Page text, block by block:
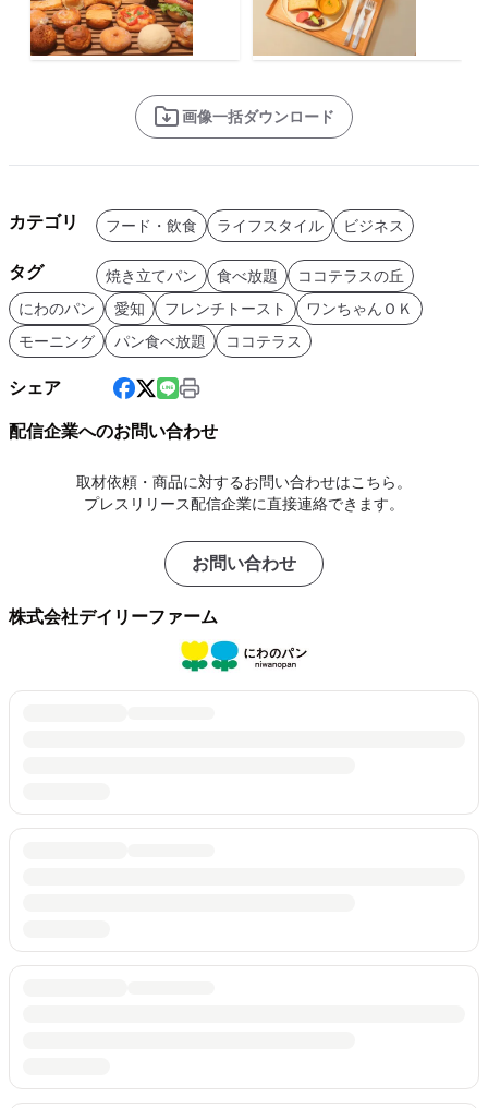
画像一括ダウンロード
カテゴリ フード・飲食 ライフスタイル ビジネス
タグ 焼き立てパン 食べ放題
ココテラスの丘
にわのパン
愛知 フレンチトースト
ワンちゃんＯＫ
モーニング
パン食べ放題 ココテラス
シェア
配信企業へのお問い合わせ
取材依頼・商品に対するお問い合わせはこちら。
プレスリリース配信企業に直接連絡できます。
お問い合わせ
株式会社デイリーファーム